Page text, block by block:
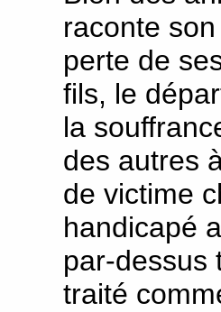
raconte
perte de
fils, le
la
des autres
de victime
handicapé
par-dessus
traité